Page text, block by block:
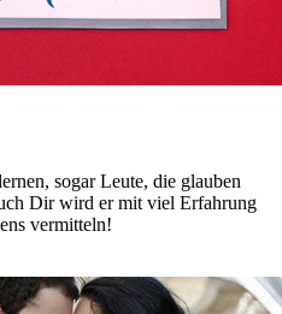
sogar Leute, die glauben
Dir wird er mit viel Erfahrung
vermitteln!